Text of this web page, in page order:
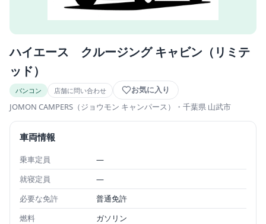
ハイエース クルージング キャビン（リミテ
ッド）
バンコン 店舗に問い合わせ お気に入り
JOMON CAMPERS（ジョウモン キャンパース） ・千葉県 山武市
車両情報
乗車定員
—
就寝定員
—
必要な免許
普通免許
燃料
ガソリン